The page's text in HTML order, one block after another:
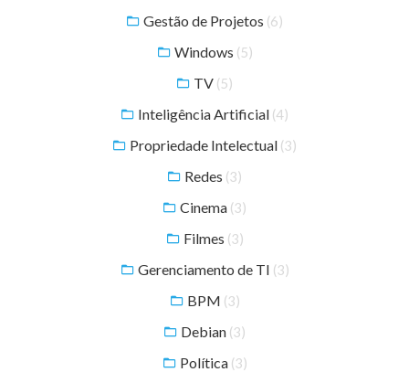
Gestão de Projetos (6)
Windows (5)
TV (5)
Inteligência Artificial (4)
Propriedade Intelectual (3)
Redes (3)
Cinema (3)
Filmes (3)
Gerenciamento de TI (3)
BPM (3)
Debian (3)
Política (3)